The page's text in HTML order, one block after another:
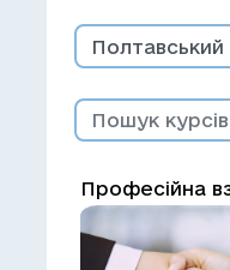
Категорії курсів
Пошук курсів
Професійна